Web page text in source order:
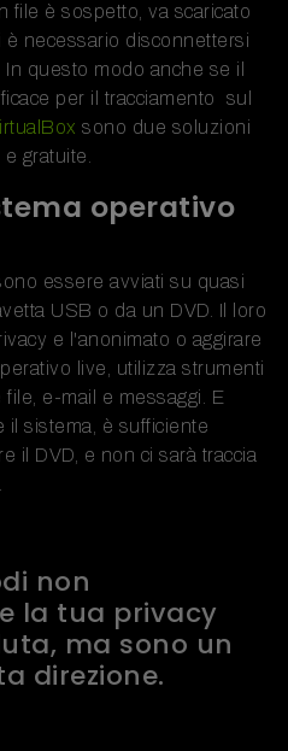
file è sospetto, va scaricato
è necessario disconnettersi
questo modo anche se il
per il tracciamento sul
sono due soluzioni
gratuite.
operativo
essere avviati su quasi
USB o da un DVD. Il loro
e l'anonimato o aggirare
live, utilizza strumenti
e-mail e messaggi. E
il sistema, è sufficiente
il DVD, e non ci sarà traccia
non
la tua privacy
ma sono un
direzione.